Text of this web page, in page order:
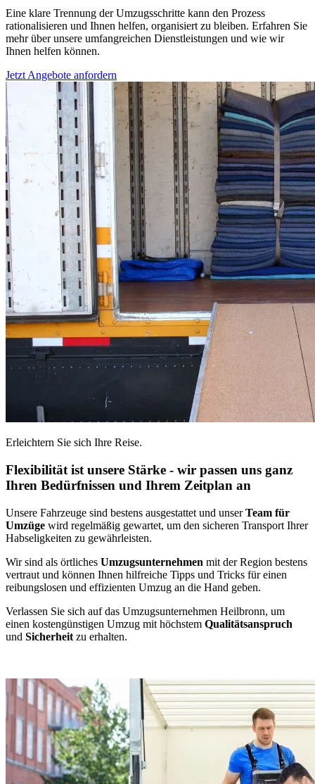
Eine klare Trennung der Umzugsschritte kann den Prozess
rationalisieren und Ihnen helfen, organisiert zu bleiben. Erfahren Sie
mehr über unsere umfangreichen Dienstleistungen und wie wir
Ihnen helfen können.
Jetzt Angebote anfordern
Erleichtern Sie sich Ihre Reise.
Flexibilität ist unsere Stärke - wir passen uns ganz
Ihren Bedürfnissen und Ihrem Zeitplan an
Unsere Fahrzeuge sind bestens ausgestattet und unserTeam für
Umzüge wird regelmäßig gewartet, um den sicheren Transport Ihrer
Habseligkeiten zu gewährleisten.
Wir sind als örtliches Umzugsunternehmen mit der Region bestens
vertraut und können Ihnen hilfreiche Tipps und Tricks für einen
reibungslosen und effizienten Umzug an die Hand geben.
Verlassen Sie sich auf das Umzugsunternehmen Heilbronn, um
einen kostengünstigen Umzug mit höchstem Qualitätsanspruch
und Sicherheit zu erhalten.